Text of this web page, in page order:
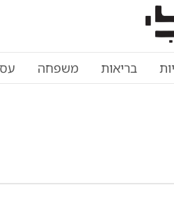
בריאות משפחה